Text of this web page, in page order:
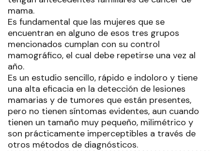
mama.
Es fundamental que las mujeres que se
encuentran en alguno de esos tres grupos
mencionados cumplan con su control
mamográfico, el cual debe repetirse una vez al
año.
Es un estudio sencillo, rápido e indoloro y tiene
una alta eficacia en la detección de lesiones
mamarias y de tumores que están presentes,
pero no tienen síntomas evidentes, aun cuando
tienen un tamaño muy pequeño, milimétrico y
son prácticamente imperceptibles a través de
otros métodos de diagnósticos.